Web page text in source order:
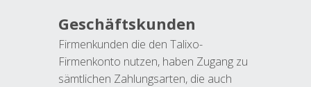
Geschäftskunden
Firmenkunden die den Talixo-
Firmenkonto nutzen, haben Zugang zu
sämtlichen Zahlungsarten, die auch